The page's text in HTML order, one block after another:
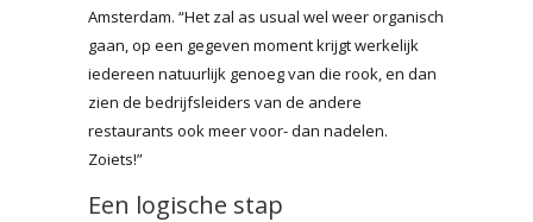
Amsterdam. “Het zal as usual wel weer organisch
gaan, op een gegeven moment krijgt werkelijk
iedereen natuurlijk genoeg van die rook, en dan
zien de bedrijfsleiders van de andere
restaurants ook meer voor- dan nadelen.
Zoiets!”
Een logische stap